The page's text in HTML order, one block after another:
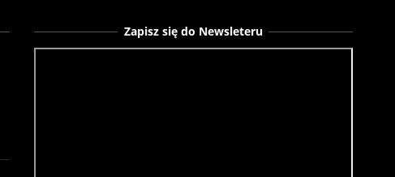
Zapisz się do Newsleteru